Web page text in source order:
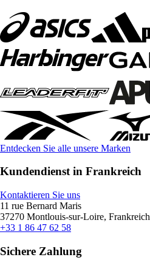
Entdecken Sie alle unsere Marken
Kundendienst in Frankreich
Kontaktieren Sie uns
11 rue Bernard Maris
37270 Montlouis-sur-Loire, Frankreich
+33 1 86 47 62 58
Sichere Zahlung